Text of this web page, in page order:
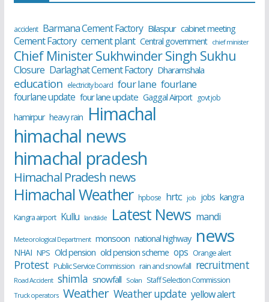
accident Barmana Cement Factory Bilaspur cabinet meeting
Cement Factory cement plant Central government chief minister
Chief Minister Sukhwinder Singh Sukhu
Closure Darlaghat Cement Factory Dharamshala
education electricity board four lane fourlane
fourlane update four lane update Gaggal Airport govt job
hamirpur heavy rain Himachal
himachal news
himachal pradesh
Himachal Pradesh news
Himachal Weather hpbose hrtc job jobs kangra
Kangra airport Kullu landslide Latest News mandi
Meteorological Department monsoon national highway news
NHAI NPS Old pension old pension scheme ops Orange alert
Protest Public Service Commission rain and snowfall recruitment
Road Accident shimla snowfall Solan Staff Selection Commission
Truck operators Weather Weather update yellow alert